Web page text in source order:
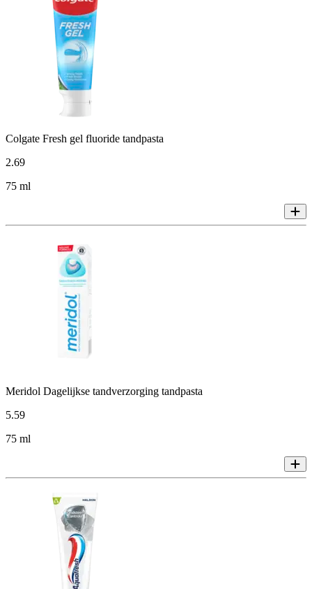
Colgate Fresh gel fluoride tandpasta
2.69
75 ml
Meridol Dagelijkse tandverzorging tandpasta
5.59
75 ml